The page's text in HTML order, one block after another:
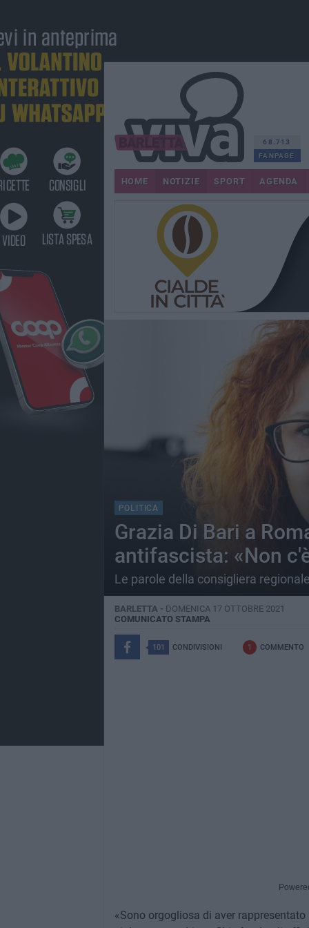
68.713
FANPAGE
HOME NOTIZIE SPORT AGENDA
POLITICA
Grazia Di Bari a
antifascista: «Non
Le parole della consigliera
BARLETTA - DOMENICA 17 OTTOBRE 2021
COMUNICATO STAMPA
101 CONDIVISIONI 1 COMMENTO
«Sono orgogliosa di aver